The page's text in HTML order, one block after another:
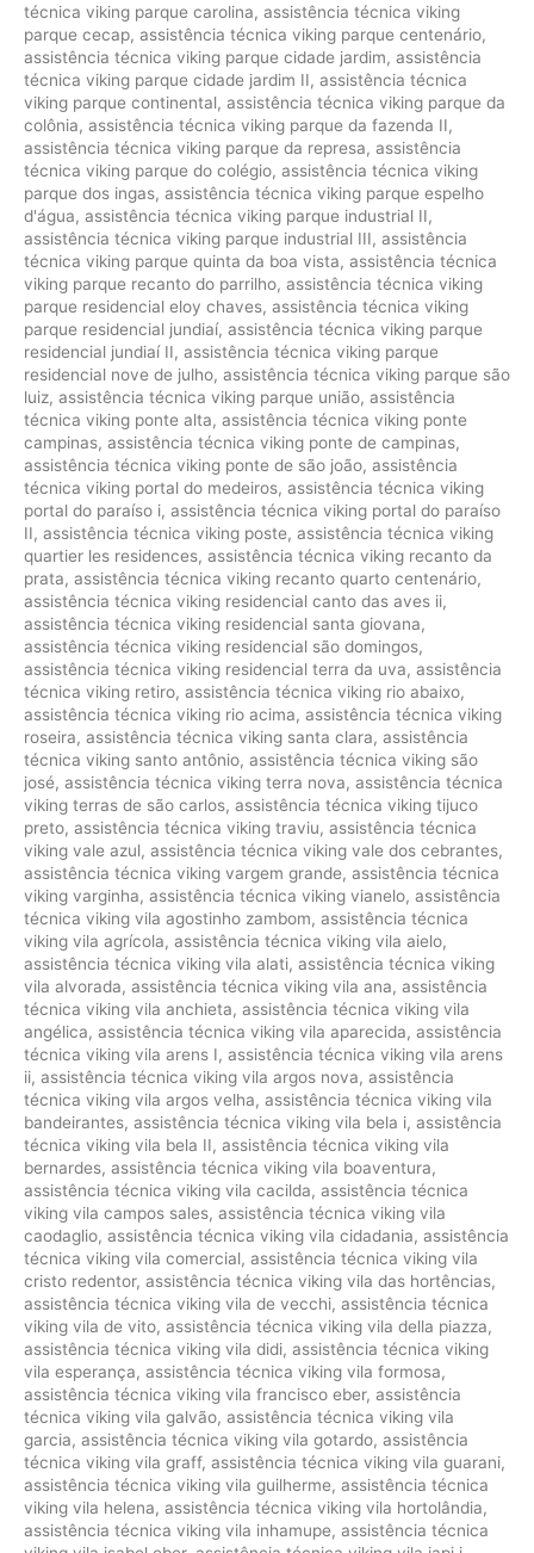
técnica viking parque carolina, assistência técnica viking
parque cecap, assistência técnica viking parque centenário,
assistência técnica viking parque cidade jardim, assistência
técnica viking parque cidade jardim II, assistência técnica
viking parque continental, assistência técnica viking parque da
colônia, assistência técnica viking parque da fazenda II,
assistência técnica viking parque da represa, assistência
técnica viking parque do colégio, assistência técnica viking
parque dos ingas, assistência técnica viking parque espelho
d'água, assistência técnica viking parque industrial II,
assistência técnica viking parque industrial III, assistência
técnica viking parque quinta da boa vista, assistência técnica
viking parque recanto do parrilho, assistência técnica viking
parque residencial eloy chaves, assistência técnica viking
parque residencial jundiaí, assistência técnica viking parque
residencial jundiaí II, assistência técnica viking parque
residencial nove de julho, assistência técnica viking parque são
luiz, assistência técnica viking parque união, assistência
técnica viking ponte alta, assistência técnica viking ponte
campinas, assistência técnica viking ponte de campinas,
assistência técnica viking ponte de são joão, assistência
técnica viking portal do medeiros, assistência técnica viking
portal do paraíso i, assistência técnica viking portal do paraíso
II, assistência técnica viking poste, assistência técnica viking
quartier les residences, assistência técnica viking recanto da
prata, assistência técnica viking recanto quarto centenário,
assistência técnica viking residencial canto das aves ii,
assistência técnica viking residencial santa giovana,
assistência técnica viking residencial são domingos,
assistência técnica viking residencial terra da uva, assistência
técnica viking retiro, assistência técnica viking rio abaixo,
assistência técnica viking rio acima, assistência técnica viking
roseira, assistência técnica viking santa clara, assistência
técnica viking santo antônio, assistência técnica viking são
josé, assistência técnica viking terra nova, assistência técnica
viking terras de são carlos, assistência técnica viking tijuco
preto, assistência técnica viking traviu, assistência técnica
viking vale azul, assistência técnica viking vale dos cebrantes,
assistência técnica viking vargem grande, assistência técnica
viking varginha, assistência técnica viking vianelo, assistência
técnica viking vila agostinho zambom, assistência técnica
viking vila agrícola, assistência técnica viking vila aielo,
assistência técnica viking vila alati, assistência técnica viking
vila alvorada, assistência técnica viking vila ana, assistência
técnica viking vila anchieta, assistência técnica viking vila
angélica, assistência técnica viking vila aparecida, assistência
técnica viking vila arens I, assistência técnica viking vila arens
ii, assistência técnica viking vila argos nova, assistência
técnica viking vila argos velha, assistência técnica viking vila
bandeirantes, assistência técnica viking vila bela i, assistência
técnica viking vila bela II, assistência técnica viking vila
bernardes, assistência técnica viking vila boaventura,
assistência técnica viking vila cacilda, assistência técnica
viking vila campos sales, assistência técnica viking vila
caodaglio, assistência técnica viking vila cidadania, assistência
técnica viking vila comercial, assistência técnica viking vila
cristo redentor, assistência técnica viking vila das hortências,
assistência técnica viking vila de vecchi, assistência técnica
viking vila de vito, assistência técnica viking vila della piazza,
assistência técnica viking vila didi, assistência técnica viking
vila esperança, assistência técnica viking vila formosa,
assistência técnica viking vila francisco eber, assistência
técnica viking vila galvão, assistência técnica viking vila
garcia, assistência técnica viking vila gotardo, assistência
técnica viking vila graff, assistência técnica viking vila guarani,
assistência técnica viking vila guilherme, assistência técnica
viking vila helena, assistência técnica viking vila hortolândia,
assistência técnica viking vila inhamupe, assistência técnica